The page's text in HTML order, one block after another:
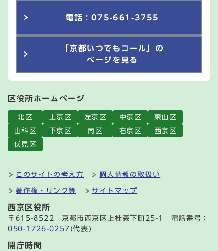
電話：075-661-3755
「京都いつでもコール」の
ページを見る
区役所ホームページ
北区 上京区 左京区 中京区
東山区
山科区
下京区 南区 右京区
西京区
伏見区
このサイトの考え方 個人情報の取扱い
著作権・リンク等 サイトマップ
西京区役所
〒615-8522 京都市西京区上桂森下町25-1 電話番号：
050-1726-0257 (代表)
開庁時間